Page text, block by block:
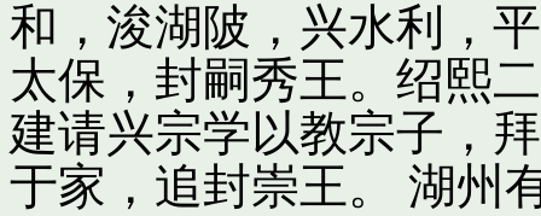
和，浚湖陂，兴水利，
太保，封嗣秀王。绍熙
建请兴宗学以教宗子，
于家，追封崇王。 湖州